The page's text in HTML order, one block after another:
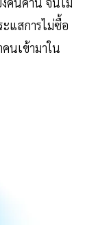
แสการไม่ซื้อ
นเข้ามาใน